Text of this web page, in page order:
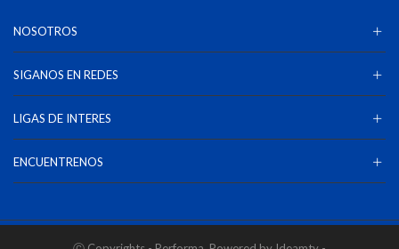
NOSOTROS
SIGANOS EN REDES
LIGAS DE INTERES
ENCUENTRENOS